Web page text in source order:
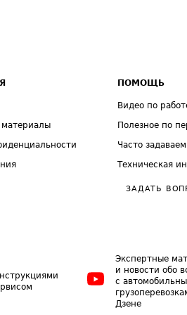
ПОМОЩЬ
Видео по
Полезное по
Часто
Техническая
ЗАДАТЬ
Экспертные
и новости обо
с
Дзене